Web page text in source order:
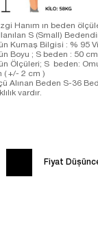
Hanım ın beden
S (Small)
Kumaş Bilgisi : % 95
Boyu ; S beden : 50
Ölçüleri; S beden:
( +/- 2 cm )
Alınan Beden S-36
vardır.
Fiyat